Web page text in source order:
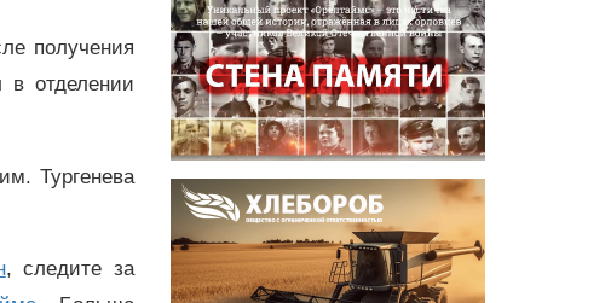
получения
в отделении
Тургенева
, следите за